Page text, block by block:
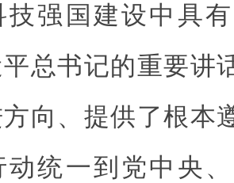
技强国建设中具
总书记的重要讲
向、提供了根本
动统一到党中央